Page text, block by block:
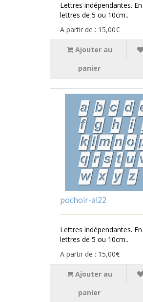
Lettres indépendantes.
lettres de 5 ou 10cm..
A partir de : 15,00€
Ajouter au
panier
pochoir-al22
Lettres indépendantes.
lettres de 5 ou 10cm..
A partir de : 15,00€
Ajouter au
panier